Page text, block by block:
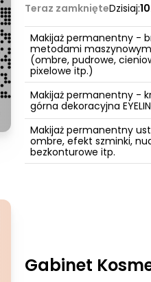
Teraz zamknięteDzisiaj:
Makijaż permanentny -
metodami
(ombre, pudrowe,
pixelowe itp.)
Makijaż permanentny -
górna dekoracyjna
Makijaż permanentny
ombre, efekt szminki,
bezkonturowe itp.
Gabinet